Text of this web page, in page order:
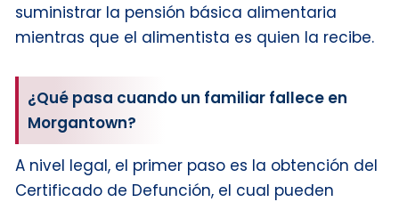
suministrar la pensión básica alimentaria
mientras que el alimentista es quien la recibe.
¿Qué pasa cuando un familiar fallece en
Morgantown?
A nivel legal, el primer paso es la obtención del
Certificado de Defunción, el cual pueden